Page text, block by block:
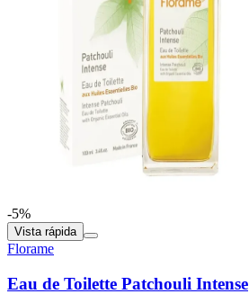
-5%
Vista rápida
Florame
Eau de Toilette Patchouli Intense